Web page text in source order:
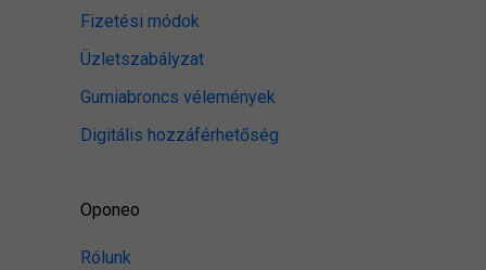
Fizetési módok
Üzletszabályzat
Gumiabroncs vélemények
Digitális hozzáférhetőség
Oponeo
Rólunk